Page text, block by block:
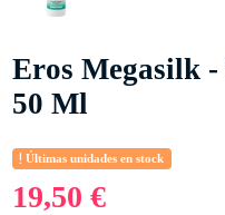
Eros Megasilk
50 Ml
Últimas unidades en stock
19,50 €